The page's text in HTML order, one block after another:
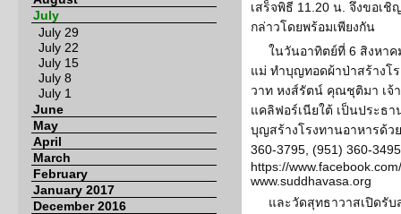
July
July 29
July 22
July 15
July 8
July 1
June
May
April
March
February
January 2017
December 2016
เสร็จพิธี 11.20 น. จึงขอเ
กล่าวโดยพร้อมเพียงกัน
ในวันอาทิตย์ที่ 6 สิงหา
แม่ ทำบุญทอดผ้าป่าสร้าง
วาท หงส์รัตน์ คุณชุติมา เจ้
แคลิฟอร์เนียใต้ เป็นประธ
บุญสร้างโรงทานอาหารด้ว
360-3795, (951) 360-
https://
www.suddhavasa.org
และวัดสุทธาวาสเปิดรับ